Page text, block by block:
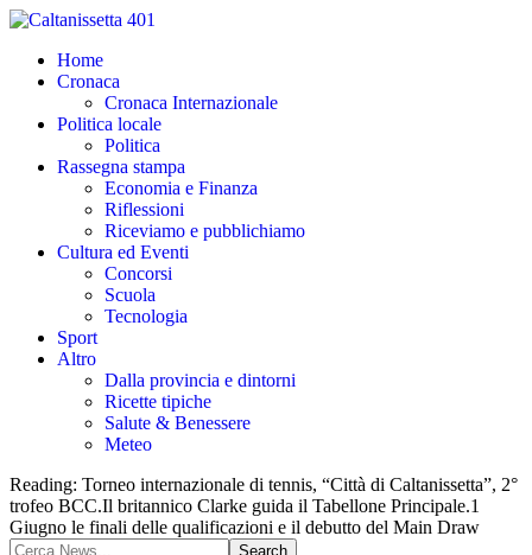
Home
Cronaca
Cronaca Internazionale
Politica locale
Politica
Rassegna stampa
Economia e Finanza
Riflessioni
Riceviamo e pubblichiamo
Cultura ed Eventi
Concorsi
Scuola
Tecnologia
Sport
Altro
Dalla provincia e dintorni
Ricette tipiche
Salute & Benessere
Meteo
Reading: Torneo internazionale di tennis, “Città di Caltanissetta”, 2°
trofeo BCC.Il britannico Clarke guida il Tabellone Principale.1
Giugno le finali delle qualificazioni e il debutto del Main Draw